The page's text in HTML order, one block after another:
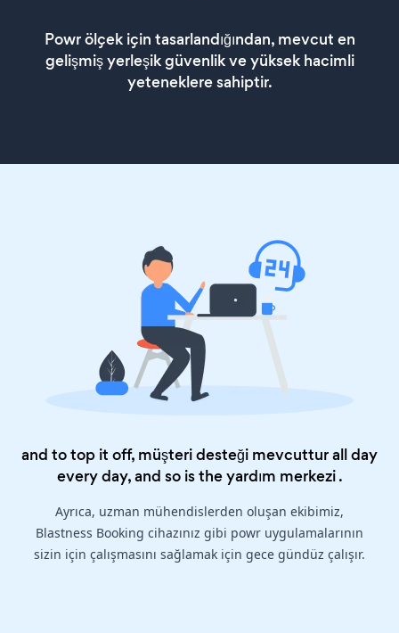
Powr ölçek için tasarlandığından, mevcut en
gelişmiş yerleşik güvenlik ve yüksek hacimli
yeteneklere sahiptir.
and to top it off, müşteri desteği mevcuttur all day
every day, and so is theyardım merkezi.
Ayrıca, uzman mühendislerden oluşan ekibimiz,
Blastness Booking cihazınız gibi powr uygulamalarının
sizin için çalışmasını sağlamak için gece gündüz çalışır.